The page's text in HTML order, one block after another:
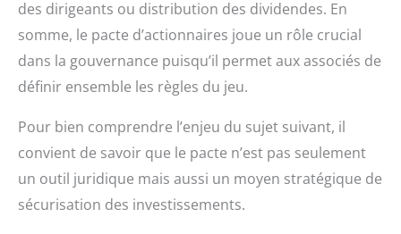
des dirigeants ou distribution des dividendes. En
somme, le pacte d’actionnaires joue un rôle crucial
dans la gouvernance puisqu’il permet aux associés de
définir ensemble les règles du jeu.
Pour bien comprendre l’enjeu du sujet suivant, il
convient de savoir que le pacte n’est pas seulement
un outil juridique mais aussi un moyen stratégique de
sécurisation des investissements.